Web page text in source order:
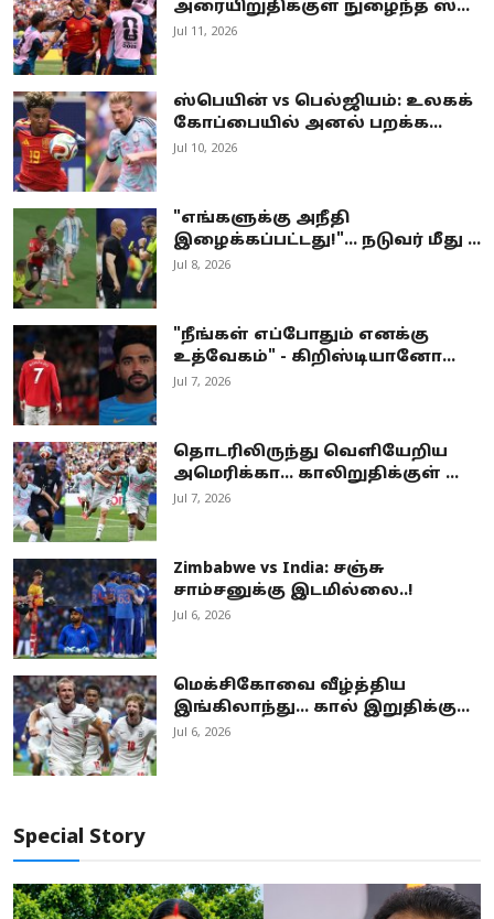
அரையிறுதிக்குள் நுழைந்த ஸ்...
Jul 11, 2026
ஸ்பெயின் vs பெல்ஜியம்: உலகக்
கோப்பையில் அனல் பறக்க...
Jul 10, 2026
"எங்களுக்கு அநீதி
இழைக்கப்பட்டது!"... நடுவர் மீது ...
Jul 8, 2026
"நீங்கள் எப்போதும் எனக்கு
உத்வேகம்" - கிறிஸ்டியானோ...
Jul 7, 2026
தொடரிலிருந்து வெளியேறிய
அமெரிக்கா… காலிறுதிக்குள் ...
Jul 7, 2026
Zimbabwe vs India: சஞ்சு
சாம்சனுக்கு இடமில்லை..!
Jul 6, 2026
மெக்சிகோவை வீழ்த்திய
இங்கிலாந்து... கால் இறுதிக்கு...
Jul 6, 2026
Special Story